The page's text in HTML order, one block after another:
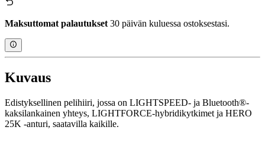
Maksuttomat palautukset30 päivän kuluessa ostoksestasi.
Kuvaus
Edistyksellinen pelihiiri, jossa on LIGHTSPEED- ja Bluetooth®-
kaksilankainen yhteys, LIGHTFORCE-hybridikytkimet ja HERO
25K -anturi, saatavilla kaikille.